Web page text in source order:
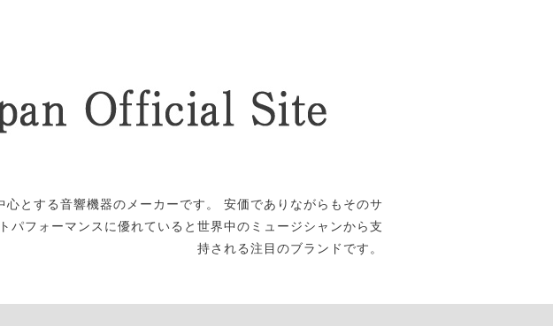
とする音響機器のメーカーです。 安価でありながらもそのサ
パフォーマンスに優れていると世界中のミュージシャンから支
持される注目のブランドです。